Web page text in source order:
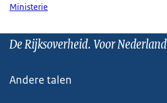
Ministerie
De Rijksoverheid. Voor Nederland
Andere talen